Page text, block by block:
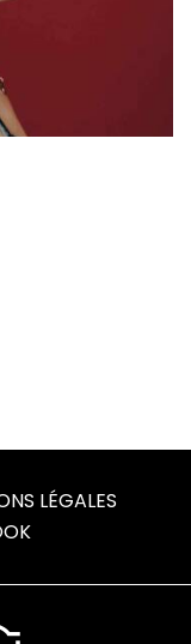
LÉGALES